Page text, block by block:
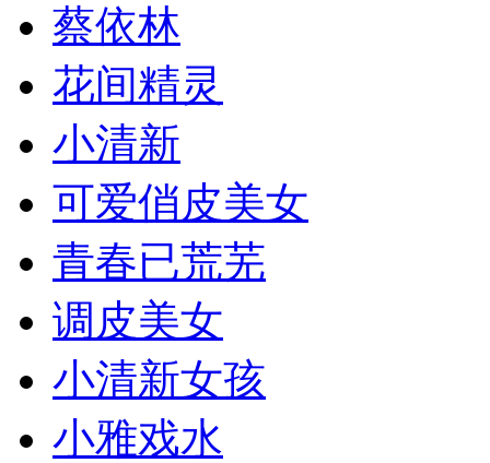
蔡依林
花间精灵
小清新
可爱俏皮美女
青春已荒芜
调皮美女
小清新女孩
小雅戏水